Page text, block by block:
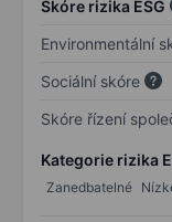
Skóre rizika ESG
Environmentální
Sociální skóre
Skóre řízení
Kategorie rizika
Zanedbatelné